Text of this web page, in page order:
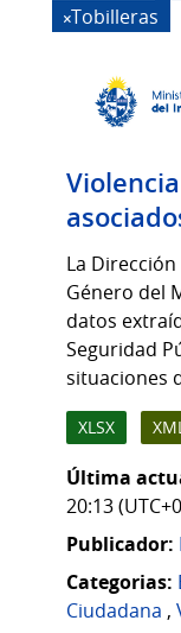
Tobilleras
La
Género del
datos
Seguridad
situaciones
XLSX
Última
20:13
Publicador:
Categorias:
Ciudadana ,